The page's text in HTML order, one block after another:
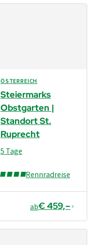
ÖSTERREICH
Steiermarks
Obstgarten |
Standort St.
Ruprecht
Rennradreise
5 Tage
ab€ 459,–